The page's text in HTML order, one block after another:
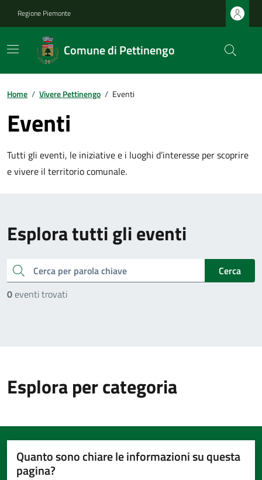
Regione Piemonte
Comune di Pettinengo
Home / Vivere Pettinengo / Eventi
Eventi
Tutti gli eventi, le iniziative e i luoghi d’interesse per scoprire
e vivere il territorio comunale.
Esplora tutti gli eventi
cerca
Cerca
0eventi trovati
Esplora per categoria
Quanto sono chiare le informazioni su questa
pagina?